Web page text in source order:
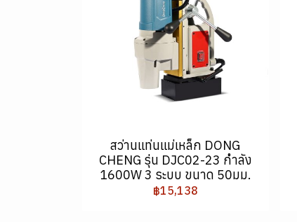
สว่านแท่นแม่เหล็ก DONG
CHENG รุ่น DJC02-23 กำลัง
1600W 3 ระบบ ขนาด 50มม.
฿15,138